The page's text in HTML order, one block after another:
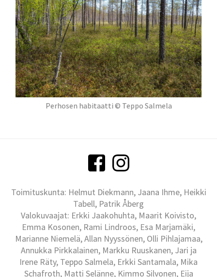
Perhosen habitaatti © Teppo Salmela
Toimituskunta: Helmut Diekmann, Jaana Ihme, Heikki
Tabell, Patrik Åberg
Valokuvaajat: Erkki Jaakohuhta, Maarit Koivisto,
Emma Kosonen, Rami Lindroos, Esa Marjamäki,
Marianne Niemelä, Allan Nyyssönen, Olli Pihlajamaa,
Annukka Pirkkalainen, Markku Ruuskanen, Jari ja
Irene Räty, Teppo Salmela, Erkki Santamala, Mika
Schafroth, Matti Selänne, Kimmo Silvonen, Eija